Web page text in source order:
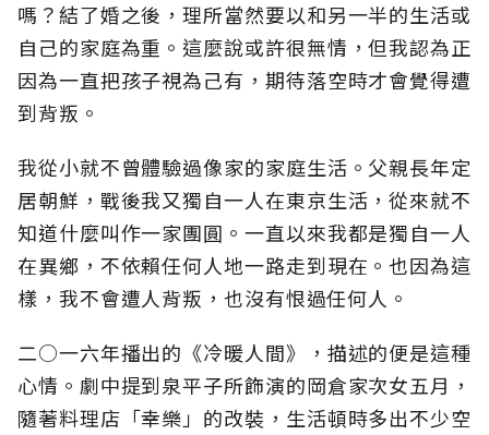
嗎？結了婚之後，理所當然要以和另一半的生活或
自己的家庭為重。這麼說或許很無情，但我認為正
因為一直把孩子視為己有，期待落空時才會覺得遭
到背叛。
我從小就不曾體驗過像家的家庭生活。父親長年定
居朝鮮，戰後我又獨自一人在東京生活，從來就不
知道什麼叫作一家團圓。一直以來我都是獨自一人
在異鄉，不依賴任何人地一路走到現在。也因為這
樣，我不會遭人背叛，也沒有恨過任何人。
二○一六年播出的《冷暖人間》，描述的便是這種
心情。劇中提到泉平子所飾演的岡倉家次女五月，
隨著料理店「幸樂」的改裝，生活頓時多出不少空